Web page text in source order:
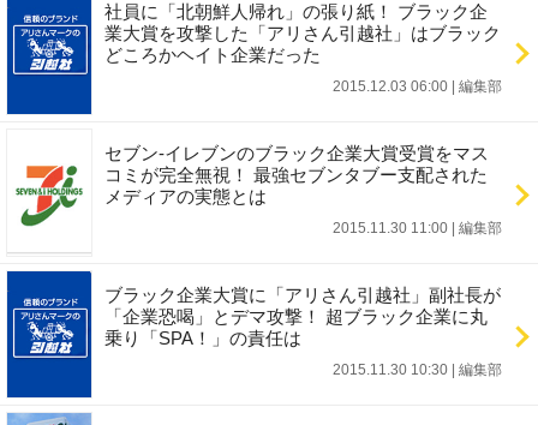
社員に「北朝鮮人帰れ」の張り紙！ ブラック企
業大賞を攻撃した「アリさん引越社」はブラック
どころかヘイト企業だった
2015.12.03 06:00 編集部
セブン-イレブンのブラック企業大賞受賞をマス
コミが完全無視！ 最強セブンタブー支配された
メディアの実態とは
2015.11.30 11:00 編集部
ブラック企業大賞に「アリさん引越社」副社長が
「企業恐喝」とデマ攻撃！ 超ブラック企業に丸
乗り「SPA！」の責任は
2015.11.30 10:30 編集部